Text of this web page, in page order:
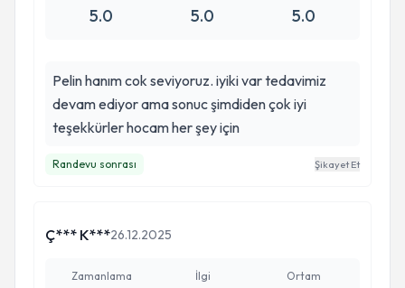
5.0 5.0 5.0
Pelin hanım cok seviyoruz. iyiki var tedavimiz
devam ediyor ama sonuc şimdiden çok iyi
teşekkürler hocam her şey için
Randevu sonrası Şikayet Et
Ç*** K***26.12.2025
Zamanlama İlgi Ortam